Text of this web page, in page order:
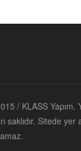
/ KLASS Yapım,
saklıdır. Sitede